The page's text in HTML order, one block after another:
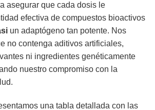
asegurar que cada dosis le
efectiva de compuestos bioactivos
un adaptógeno tan potente. Nos
no contenga aditivos artificiales,
ni ingredientes genéticamente
nuestro compromiso con la
una tabla detallada con las